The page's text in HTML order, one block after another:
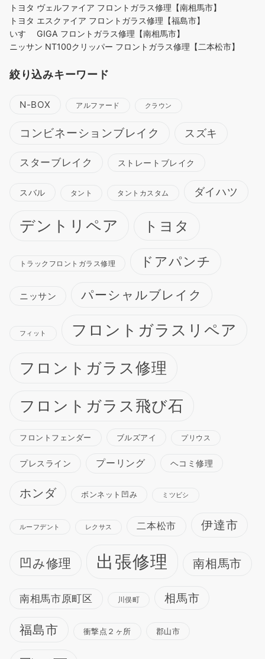
トヨタ ヴェルファイア フロントガラス修理【南相馬市】
トヨタ エスクァイア フロントガラス修理【福島市】
いすゞ GIGA フロントガラス修理【南相馬市】
ニッサン NT100クリッパー フロントガラス修理【二本松市】
絞り込みキーワード
N-BOX アルファード クラウン
コンビネーションブレイク スズキ
スターブレイク ストレートブレイク
スバル タント タントカスタム ダイハツ
デントリペア トヨタ
トラックフロントガラス修理 ドアパンチ
ニッサン パーシャルブレイク
フィット フロントガラスリペア
フロントガラス修理
フロントガラス飛び石
フロントフェンダー ブルズアイ プリウス
プレスライン プーリング ヘコミ修理
ホンダ ボンネット凹み ミツビシ
ルーフデント レクサス 二本松市 伊達市
凹み修理 出張修理 南相馬市
南相馬市原町区 川俣町 相馬市
福島市 衝撃点２ヶ所 郡山市